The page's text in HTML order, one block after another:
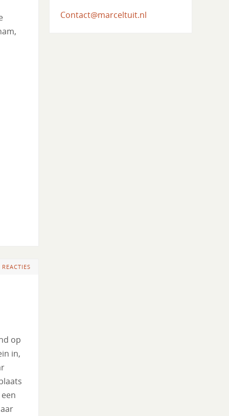
REACTIES
op
in,
Contact@marceltuit.nl